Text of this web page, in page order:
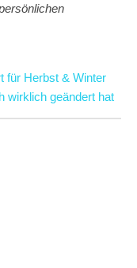
für Herbst & Winter
wirklich geändert hat